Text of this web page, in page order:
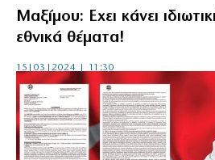
Μαξίμου: Εχει κάνει
εθνικά θέματα!
15|03|2024 | 11:30